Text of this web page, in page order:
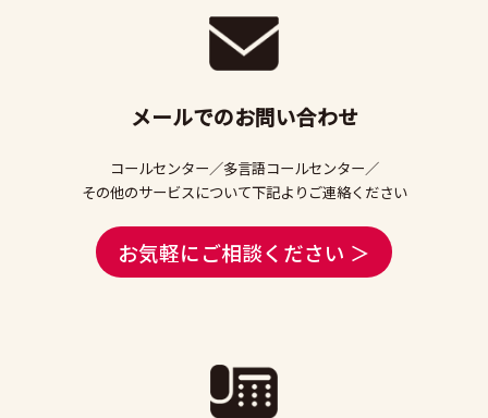
メールでのお問い合わせ
コールセンター／多言語コールセンター／
その他のサービスについて下記よりご連絡ください
お気軽にご相談ください ＞